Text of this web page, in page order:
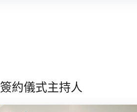
簽約儀式主持人